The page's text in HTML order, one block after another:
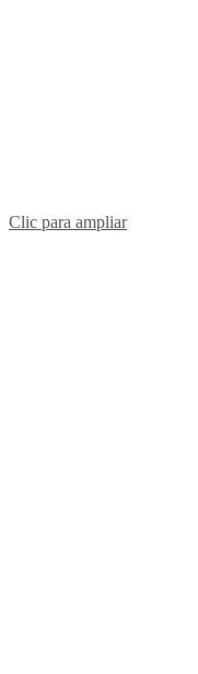
Clic para ampliar